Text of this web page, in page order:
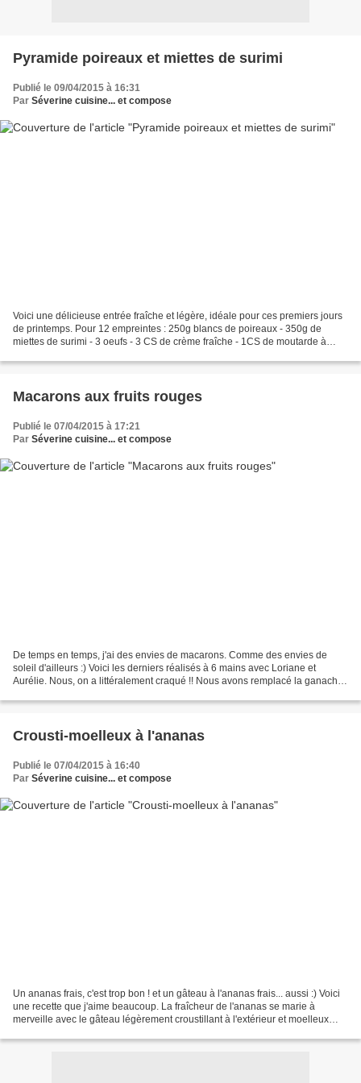
Pyramide poireaux et miettes de surimi
Publié le 09/04/2015 à 16:31
Par Séverine cuisine... et compose
Voici une délicieuse entrée fraîche et légère, idéale pour ces premiers jours
de printemps. Pour 12 empreintes : 250g blancs de poireaux - 350g de
miettes de surimi - 3 oeufs - 3 CS de crème fraîche - 1CS de moutarde à
Macarons aux fruits rouges
Publié le 07/04/2015 à 17:21
Par Séverine cuisine... et compose
De temps en temps, j'ai des envies de macarons. Comme des envies de
soleil d'ailleurs :) Voici les derniers réalisés à 6 mains avec Loriane et
Aurélie. Nous, on a littéralement craqué !! Nous avons remplacé la ganache
Crousti-moelleux à l'ananas
Publié le 07/04/2015 à 16:40
Par Séverine cuisine... et compose
Un ananas frais, c'est trop bon ! et un gâteau à l'ananas frais... aussi :) Voici
une recette que j'aime beaucoup. La fraîcheur de l'ananas se marie à
merveille avec le gâteau légèrement croustillant à l'extérieur et moelleux